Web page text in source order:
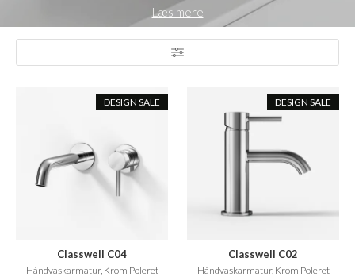
Læs mere
DESIGN SALE
Classwell C04
Håndvaskarmatur, Krom Poleret
DESIGN SALE
Classwell C02
Håndvaskarmatur, Krom Poleret